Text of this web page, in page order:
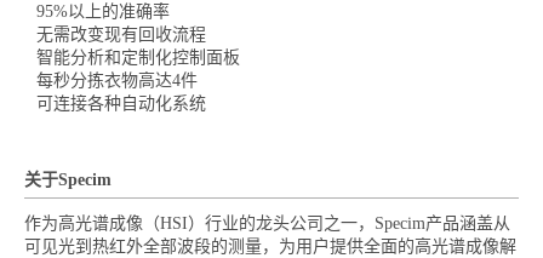
95%以上的准确率
无需改变现有回收流程
智能分析和定制化控制面板
每秒分拣衣物高达4件
可连接各种自动化系统
关于Specim
作为高光谱成像（HSI）行业的龙头公司之一，Specim产品涵盖从
可见光到热红外全部波段的测量，为用户提供全面的高光谱成像解